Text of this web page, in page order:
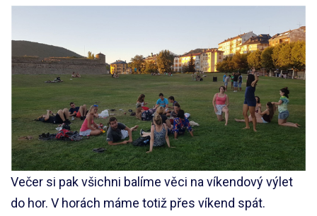
Večer si pak všichni balíme věci na víkendový výlet
do hor. V horách máme totiž přes víkend spát.